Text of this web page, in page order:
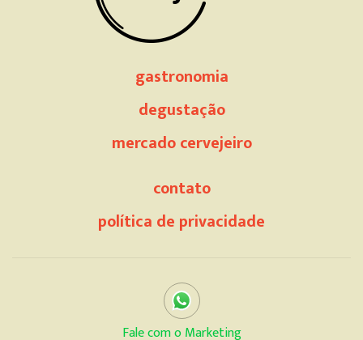
gastronomia
degustação
mercado cervejeiro
contato
política de privacidade
Fale com o Marketing